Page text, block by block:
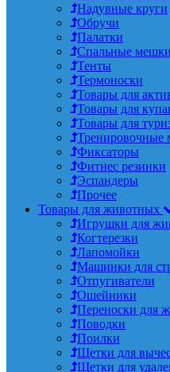
Надувные круги
Обручи
Палатки
Спальные мешки
Тенты
Термоноски
Товары для
Товары для
Товары для
Тренировочные
Фиксаторы
Фитнес резинки
Эспандеры
Прочее
Товары для животных
Игрушки для
Когтерезки
Лапомойки
Машинки для
Отпугиватели
Ошейники
Переноски для
Поводки
Поилки
Щетки для
Щетки для